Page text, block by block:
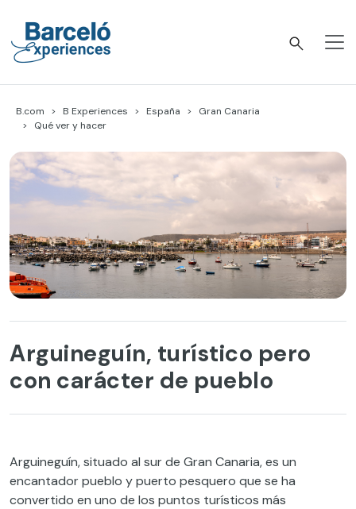
content
B.com B Experiences España
Gran Canaria
Qué ver y hacer
Arguineguín, turístico pero
con carácter de pueblo
Arguineguín, situado al sur de Gran Canaria, es un
encantador pueblo y puerto pesquero que se ha
convertido en uno de los puntos turísticos más